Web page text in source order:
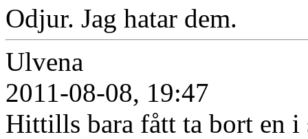
Odjur. Jag hatar dem.
Ulvena
2011-08-08, 19:47
Hittills bara fått ta bort en i